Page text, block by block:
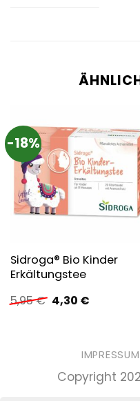
-18%
Sidroga® Bio Kinder
Erkältungstee
5,95€ Ursprünglicher
Preis
4,30 €Aktueller
IMPRESSUM
Copyright